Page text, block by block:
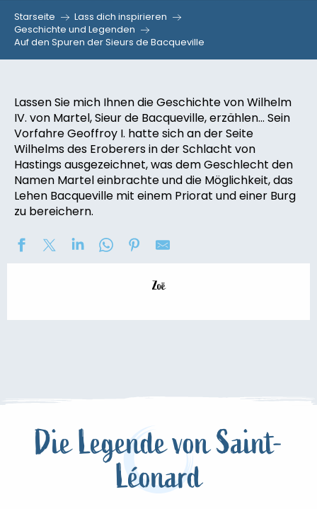
Starseite
Lass dich inspirieren
Geschichte und Legenden
Auf den Spuren der Sieurs de Bacqueville
Lassen Sie mich Ihnen die Geschichte von Wilhelm
IV. von Martel, Sieur de Bacqueville, erzählen… Sein
Vorfahre Geoffroy I. hatte sich an der Seite
Wilhelms des Eroberers in der Schlacht von
Hastings ausgezeichnet, was dem Geschlecht den
Namen Martel einbrachte und die Möglichkeit, das
Lehen Bacqueville mit einem Priorat und einer Burg
zu bereichern.
Zoë
Die Legende von Saint-
Léonard